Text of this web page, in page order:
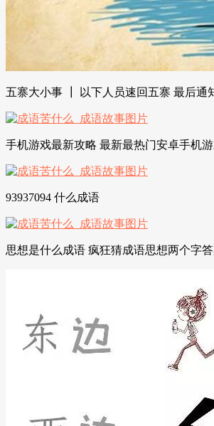
五寨大小事 ┃ 以下人员速回五寨 最后通
手机游戏最新攻略 最新最热门安卓手机
93937094 什么成语
思想是什么成语 疯狂猜成语思想两个字